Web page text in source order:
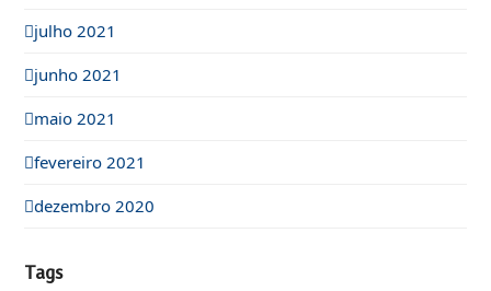
julho 2021
junho 2021
maio 2021
fevereiro 2021
dezembro 2020
Tags